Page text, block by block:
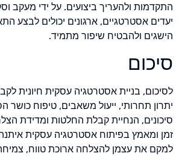
התקדמות ולהעריך ביצועים. על ידי מעקב
יעדים אסטרטגיים, ארגונים יכולים לבצע
הישגים ולהבטיח שיפור מתמיד.
סיכום
לסיכום, בניית אסטרטגיה עסקית חיונית
יתרון תחרותי, ייעול משאבים, טיפוח כושר
סיכונים, הנחיית קבלת החלטות ומדידת
זמן ומאמץ בפיתוח אסטרטגיה עסקית
למקם את עצמן להצלחה ארוכת טווח,